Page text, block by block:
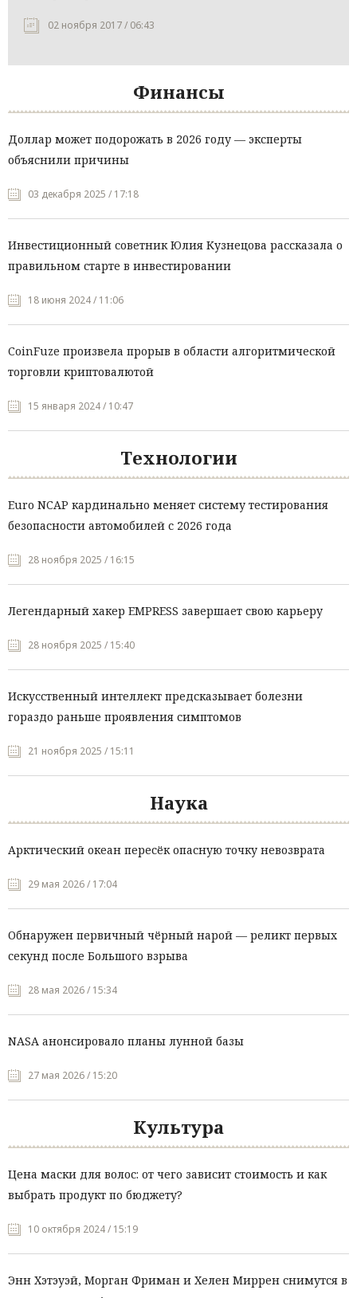
02 ноября 2017 / 06:43
Финансы
Доллар может подорожать в 2026 году — эксперты
объяснили причины
03 декабря 2025 / 17:18
Инвестиционный советник Юлия Кузнецова рассказала о
правильном старте в инвестировании
18 июня 2024 / 11:06
CoinFuze произвела прорыв в области алгоритмической
торговли криптовалютой
15 января 2024 / 10:47
Технологии
Euro NCAP кардинально меняет систему тестирования
безопасности автомобилей с 2026 года
28 ноября 2025 / 16:15
Легендарный хакер EMPRESS завершает свою карьеру
28 ноября 2025 / 15:40
Искусственный интеллект предсказывает болезни
гораздо раньше проявления симптомов
21 ноября 2025 / 15:11
Наука
Арктический океан пересёк опасную точку невозврата
29 мая 2026 / 17:04
Обнаружен первичный чёрный нарой — реликт первых
секунд после Большого взрыва
28 мая 2026 / 15:34
NASA анонсировало планы лунной базы
27 мая 2026 / 15:20
Культура
Цена маски для волос: от чего зависит стоимость и как
выбрать продукт по бюджету?
10 октября 2024 / 15:19
Энн Хэтэуэй, Морган Фриман и Хелен Миррен снимутся в